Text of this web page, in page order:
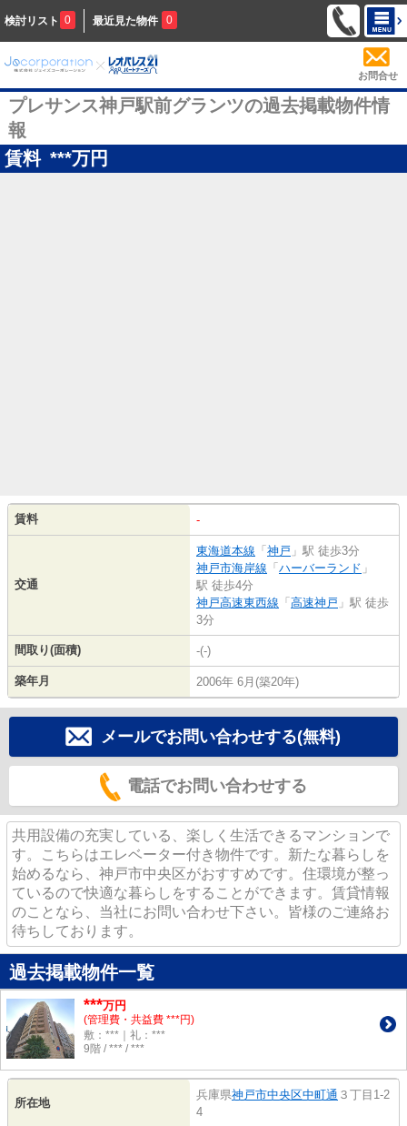
検討リスト 0 最近見た物件 0
お問合せ
プレサンス神戸駅前グランツの過去掲載物件情
報
賃料 ***万円
賃料 -
交通
東海道本線 「 神戸 」駅 徒歩3分
神戸市海岸線 「 ハーバーランド 」
駅 徒歩4分
神戸高速東西線 「 高速神戸 」駅 徒歩
3分
間取り(面積) -(-)
築年月 2006年 6月(築20年)
メールでお問い合わせする(無料)
電話でお問い合わせする
共用設備の充実している、楽しく生活できるマンションで
す。こちらはエレベーター付き物件です。新たな暮らしを
始めるなら、神戸市中央区がおすすめです。住環境が整っ
ているので快適な暮らしをすることができます。賃貸情報
のことなら、当社にお問い合わせ下さい。皆様のご連絡お
待ちしております。
過去掲載物件一覧
***万円
(管理費・共益費 ***円)
敷：***｜礼：***
9階 / *** / ***
所在地
兵庫県神戸市中央区中町通 ３丁目1-2
4